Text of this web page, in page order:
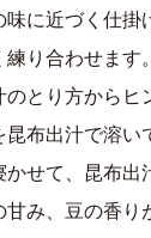
味に近づく仕掛
り合わせます
とり方からヒ
昆布出汁で溶い
せて、昆布出
甘み、豆の香り